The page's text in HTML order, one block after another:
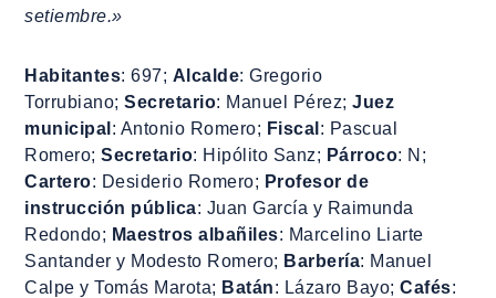
setiembre.»
Habitantes: 697; Alcalde: Gregorio
Torrubiano;Secretario: Manuel Pérez;Juez
municipal : Antonio Romero; Fiscal : Pascual
Romero;Secretario: Hipólito Sanz; Párroco: N;
Cartero: Desiderio Romero; Profesor de
instrucción pública: Juan García y Raimunda
Redondo; Maestros albañiles: Marcelino Liarte
Santander y Modesto Romero; Barbería: Manuel
Calpe y Tomás Marota; Batán: Lázaro Bayo;Cafés: